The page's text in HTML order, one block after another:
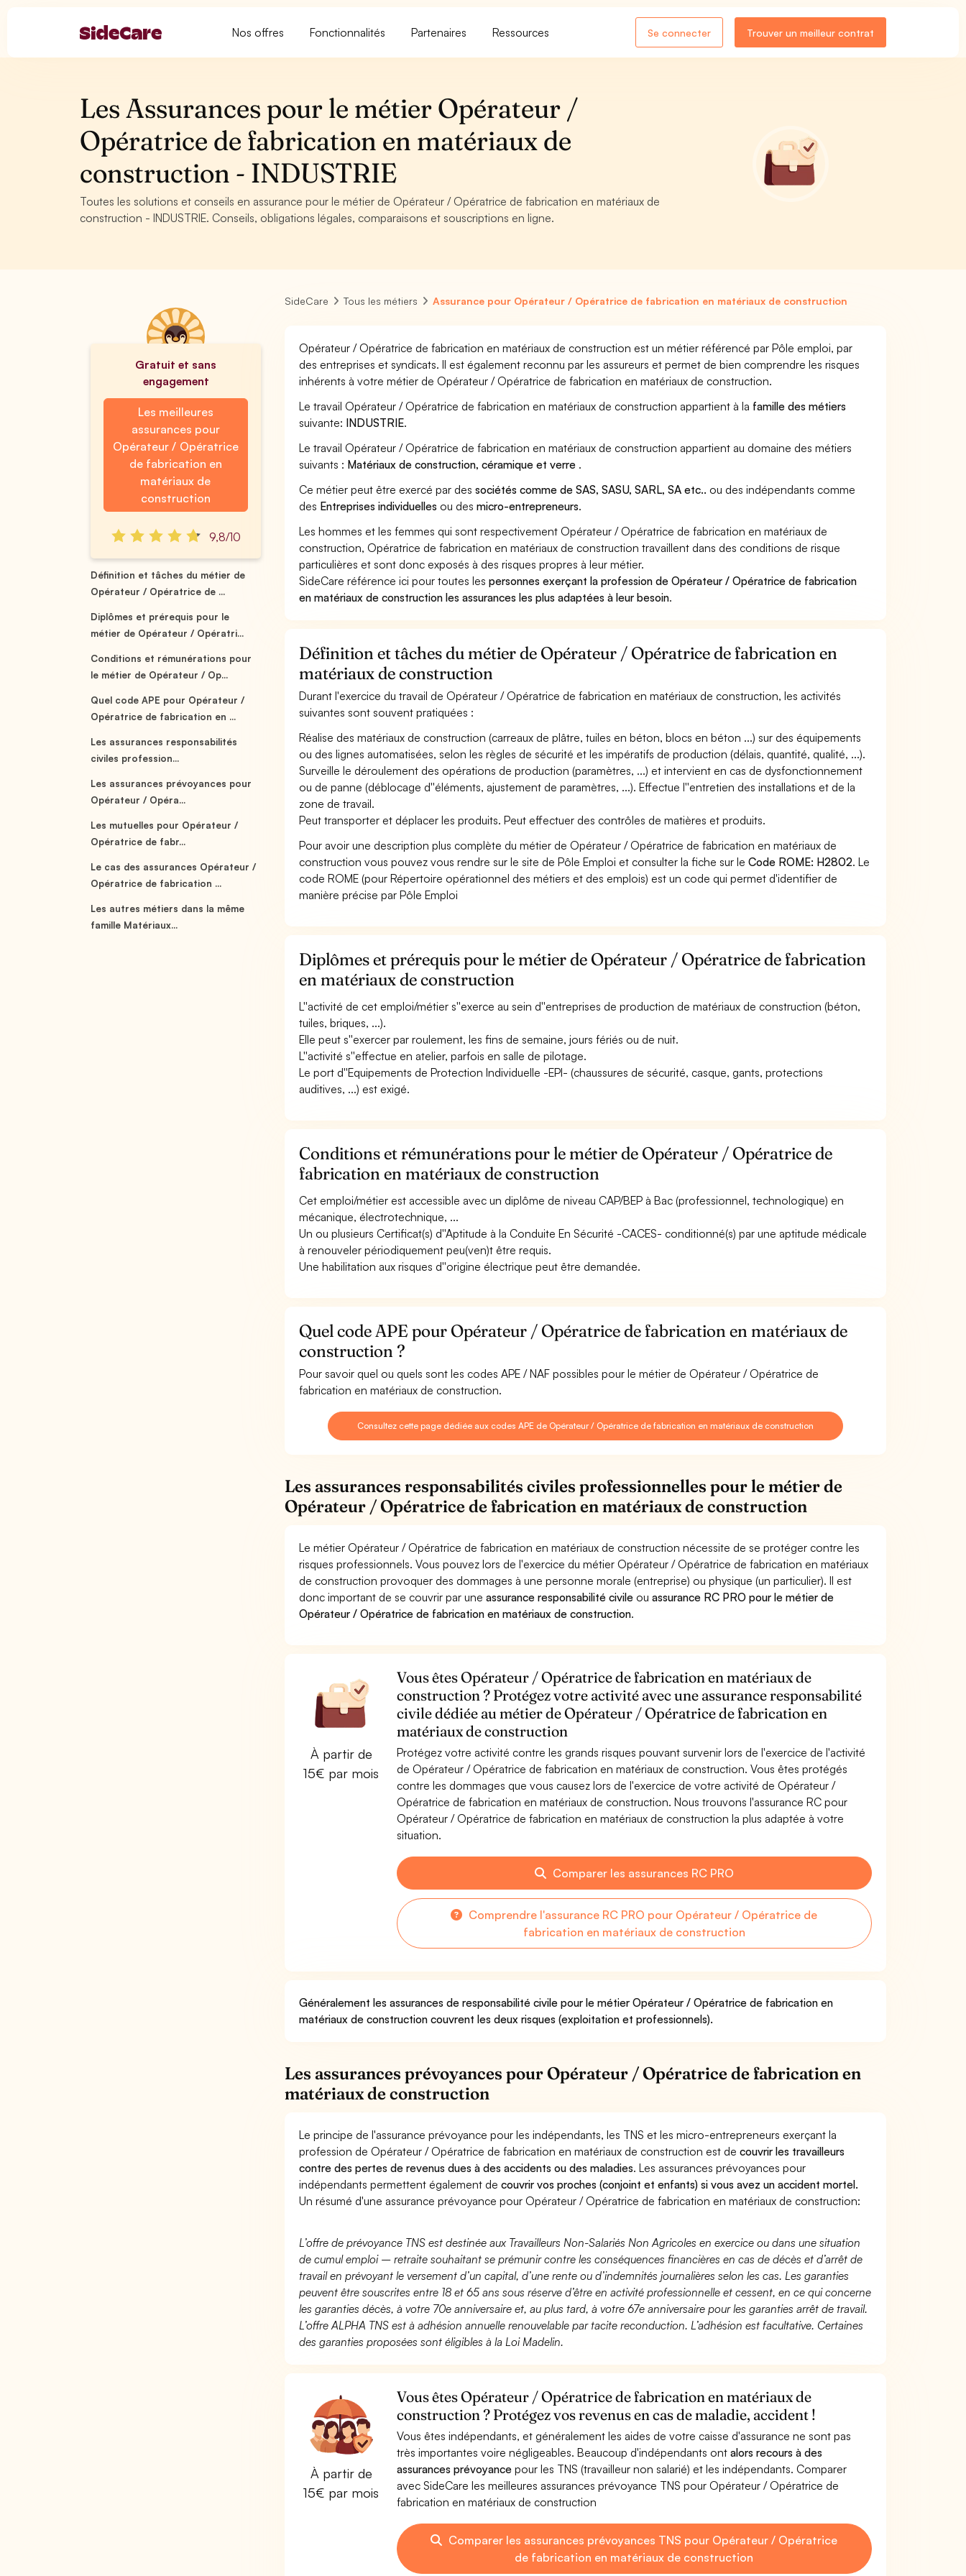
Nos offres Fonctionnalités Partenaires Ressources Se connecter Trouver un meilleur contrat
Les Assurances pour le métier Opérateur /
Opératrice de fabrication en matériaux de
construction - INDUSTRIE
Toutes les solutions et conseils en assurance pour le métier de Opérateur / Opératrice de fabrication en matériaux de
construction - INDUSTRIE. Conseils, obligations légales, comparaisons et souscriptions en ligne.
Gratuit et sans
engagement
Les meilleures
assurances pour
Opérateur / Opératrice
de fabrication en
matériaux de
construction
9,8/10
Définition et tâches du métier de
Opérateur / Opératrice de ...
Diplômes et prérequis pour le
métier de Opérateur / Opératri...
Conditions et rémunérations pour
le métier de Opérateur / Op...
Quel code APE pour Opérateur /
Opératrice de fabrication en ...
Les assurances responsabilités
civiles profession...
Les assurances prévoyances pour
Opérateur / Opéra...
Les mutuelles pour Opérateur /
Opératrice de fabr...
Le cas des assurances Opérateur /
Opératrice de fabrication ...
Les autres métiers dans la même
famille Matériaux...
SideCare Tous les métiers Assurance pour Opérateur / Opératrice de fabrication en matériaux de construction
Opérateur / Opératrice de fabrication en matériaux de construction est un métier référencé par Pôle emploi, par
des entreprises et syndicats. Il est également reconnu par les assureurs et permet de bien comprendre les risques
inhérents à votre métier de Opérateur / Opératrice de fabrication en matériaux de construction.
Le travail Opérateur / Opératrice de fabrication en matériaux de construction appartient à la famille des métiers
suivante: INDUSTRIE.
Le travail Opérateur / Opératrice de fabrication en matériaux de construction appartient au domaine des métiers
suivants : Matériaux de construction, céramique et verre .
Ce métier peut être exercé par dessociétés comme de SAS, SASU, SARL, SA etc.. ou des indépendants comme
des Entreprises individuelles ou desmicro-entrepreneurs.
Les hommes et les femmes qui sont respectivement Opérateur / Opératrice de fabrication en matériaux de
construction, Opératrice de fabrication en matériaux de construction travaillent dans des conditions de risque
particulières et sont donc exposés à des risques propres à leur métier.
SideCare référence ici pour toutes lespersonnes exerçant la profession de Opérateur / Opératrice de fabrication
en matériaux de construction les assurances les plus adaptées à leur besoin.
Définition et tâches du métier de Opérateur / Opératrice de fabrication en
matériaux de construction
Durant l'exercice du travail de Opérateur / Opératrice de fabrication en matériaux de construction, les activités
suivantes sont souvent pratiquées :
Réalise des matériaux de construction (carreaux de plâtre, tuiles en béton, blocs en béton ...) sur des équipements
ou des lignes automatisées, selon les règles de sécurité et les impératifs de production (délais, quantité, qualité, ...).
Surveille le déroulement des opérations de production (paramètres, ...) et intervient en cas de dysfonctionnement
ou de panne (déblocage d''éléments, ajustement de paramètres, ...). Effectue l''entretien des installations et de la
zone de travail.
Peut transporter et déplacer les produits. Peut effectuer des contrôles de matières et produits.
Pour avoir une description plus complète du métier de Opérateur / Opératrice de fabrication en matériaux de
construction vous pouvez vous rendre sur le site de Pôle Emploi et consulter la fiche sur leCode ROME: H2802. Le
code ROME (pour Répertoire opérationnel des métiers et des emplois) est un code qui permet d'identifier de
manière précise par Pôle Emploi
Diplômes et prérequis pour le métier de Opérateur / Opératrice de fabrication
en matériaux de construction
L''activité de cet emploi/métier s''exerce au sein d''entreprises de production de matériaux de construction (béton,
tuiles, briques, ...).
Elle peut s''exercer par roulement, les fins de semaine, jours fériés ou de nuit.
L''activité s''effectue en atelier, parfois en salle de pilotage.
Le port d''Equipements de Protection Individuelle -EPI- (chaussures de sécurité, casque, gants, protections
auditives, ...) est exigé.
Conditions et rémunérations pour le métier de Opérateur / Opératrice de
fabrication en matériaux de construction
Cet emploi/métier est accessible avec un diplôme de niveau CAP/BEP à Bac (professionnel, technologique) en
mécanique, électrotechnique, ...
Un ou plusieurs Certificat(s) d''Aptitude à la Conduite En Sécurité -CACES- conditionné(s) par une aptitude médicale
à renouveler périodiquement peu(ven)t être requis.
Une habilitation aux risques d''origine électrique peut être demandée.
Quel code APE pour Opérateur / Opératrice de fabrication en matériaux de
construction ?
Pour savoir quel ou quels sont les codes APE / NAF possibles pour le métier de Opérateur / Opératrice de
fabrication en matériaux de construction.
Consultez cette page dédiée aux codes APE de Opérateur / Opératrice de fabrication en matériaux de construction
Les assurances responsabilités civiles professionnelles pour le métier de
Opérateur / Opératrice de fabrication en matériaux de construction
Le métier Opérateur / Opératrice de fabrication en matériaux de construction nécessite de se protéger contre les
risques professionnels. Vous pouvez lors de l'exercice du métier Opérateur / Opératrice de fabrication en matériaux
de construction provoquer des dommages à une personne morale (entreprise) ou physique (un particulier). Il est
donc important de se couvrir par uneassurance responsabilité civile ouassurance RC PRO pour le métier de
Opérateur / Opératrice de fabrication en matériaux de construction.
À partir de
15€ par mois
Vous êtes Opérateur / Opératrice de fabrication en matériaux de
construction ? Protégez votre activité avec une assurance responsabilité
civile dédiée au métier de Opérateur / Opératrice de fabrication en
matériaux de construction
Protégez votre activité contre les grands risques pouvant survenir lors de l'exercice de l'activité
de Opérateur / Opératrice de fabrication en matériaux de construction. Vous êtes protégés
contre les dommages que vous causez lors de l'exercice de votre activité de Opérateur /
Opératrice de fabrication en matériaux de construction. Nous trouvons l'assurance RC pour
Opérateur / Opératrice de fabrication en matériaux de construction la plus adaptée à votre
situation.
Comparer les assurances RC PRO
Comprendre l'assurance RC PRO pour Opérateur / Opératrice de
fabrication en matériaux de construction
Généralement les assurances de responsabilité civile pour le métier Opérateur / Opératrice de fabrication en
matériaux de construction couvrent les deux risques (exploitation et professionnels).
Les assurances prévoyances pour Opérateur / Opératrice de fabrication en
matériaux de construction
Le principe de l'assurance prévoyance pour les indépendants, les TNS et les micro-entrepreneurs exerçant la
profession de Opérateur / Opératrice de fabrication en matériaux de construction est decouvrir les travailleurs
contre des pertes de revenus dues à des accidents ou des maladies. Les assurances prévoyances pour
indépendants permettent également decouvrir vos proches (conjoint et enfants) si vous avez un accident mortel.
Un résumé d'une assurance prévoyance pour Opérateur / Opératrice de fabrication en matériaux de construction:
L’offre de prévoyance TNS est destinée aux Travailleurs Non-Salariés Non Agricoles en exercice ou dans une situation
de cumul emploi – retraite souhaitant se prémunir contre les conséquences financières en cas de décès et d’arrêt de
travail en prévoyant le versement d’un capital, d’une rente ou d’indemnités journalières selon les cas. Les garanties
peuvent être souscrites entre 18 et 65 ans sous réserve d’être en activité professionnelle et cessent, en ce qui concerne
les garanties décès, à votre 70e anniversaire et, au plus tard, à votre 67e anniversaire pour les garanties arrêt de travail.
L’offre ALPHA TNS est à adhésion annuelle renouvelable par tacite reconduction. L’adhésion est facultative. Certaines
des garanties proposées sont éligibles à la Loi Madelin.
À partir de
15€ par mois
Vous êtes Opérateur / Opératrice de fabrication en matériaux de
construction ? Protégez vos revenus en cas de maladie, accident !
Vous êtes indépendants, et généralement les aides de votre caisse d'assurance ne sont pas
très importantes voire négligeables. Beaucoup d'indépendants ont alors recours à des
assurances prévoyancepour les TNS (travailleur non salarié) et les indépendants. Comparer
avec SideCare les meilleures assurances prévoyance TNS pour Opérateur / Opératrice de
fabrication en matériaux de construction
Comparer les assurances prévoyances TNS pour Opérateur / Opératrice
de fabrication en matériaux de construction